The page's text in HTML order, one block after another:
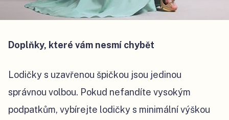
Doplňky, které vám nesmí chybět
Lodičky s uzavřenou špičkou jsou jedinou
správnou volbou. Pokud nefandíte vysokým
podpatkům, vybírejte lodičky s minimální výškou